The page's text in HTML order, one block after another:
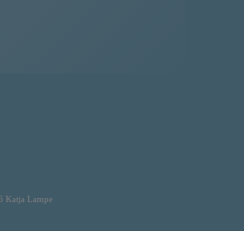
Katja Lampe